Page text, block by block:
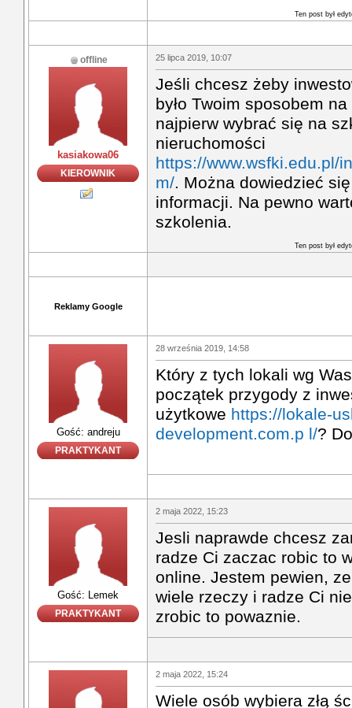
Ten post był
offline
kasiakowa06
KIEROWNIK
25 lipca 2019, 10:07
Jeśli chcesz żeby
było Twoim sposobem
najpierw wybrać się na
nieruchomości
https://www.wsfki.edu.pl/
m/. Można dowiedzieć
informacji. Na pewno
szkolenia.
Ten post był
Reklamy Google
Gość: andreju
PRAKTYKANT
28 września 2019, 14:58
Który z tych lokali wg
początek przygody z
użytkowe https://lokale-
development.com.p l/?
Gość: Lemek
PRAKTYKANT
2 maja 2022, 15:23
Jesli naprawde chcesz
radze Ci zaczac robic to
online. Jestem pewien,
wiele rzeczy i radze Ci
zrobic to powaznie.
2 maja 2022, 15:24
Wiele osób wybiera złą